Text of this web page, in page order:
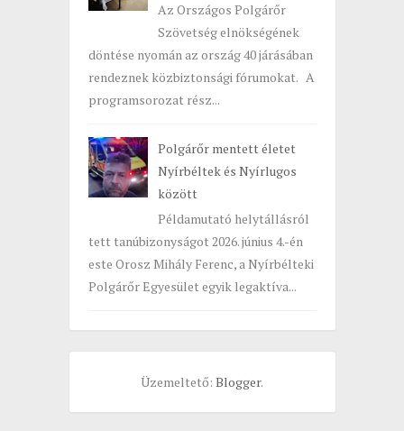
Az Országos Polgárőr
Szövetség elnökségének
döntése nyomán az ország 40 járásában
rendeznek közbiztonsági fórumokat. A
programsorozat rész...
Polgárőr mentett életet
Nyírbéltek és Nyírlugos
között
Példamutató helytállásról
tett tanúbizonyságot 2026. június 4.-én
este Orosz Mihály Ferenc, a Nyírbélteki
Polgárőr Egyesület egyik legaktíva...
Üzemeltető: Blogger.